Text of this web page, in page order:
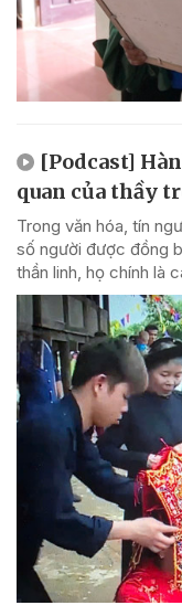
[Podcast]
quan của thầy
Trong văn hóa, tín
số người được đồng
thần linh, họ chính là